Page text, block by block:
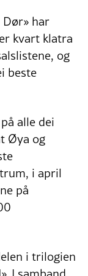
har
kvart klatra
og
beste
alle dei
Øya og
i april
på
i trilogien